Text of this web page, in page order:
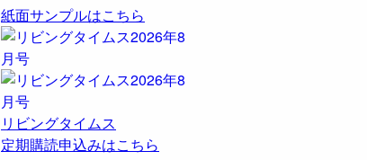
紙面サンプルはこちら
リビングタイムス
定期購読申込みはこちら